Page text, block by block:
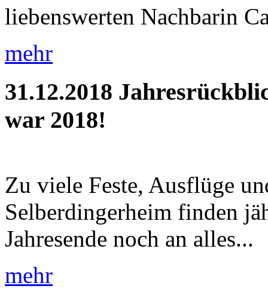
liebenswerten Nachbarin
mehr
31.12.2018
war 2018!
Zu viele Feste, Ausflüge
Selberdingerheim finden
Jahresende noch an alles...
mehr